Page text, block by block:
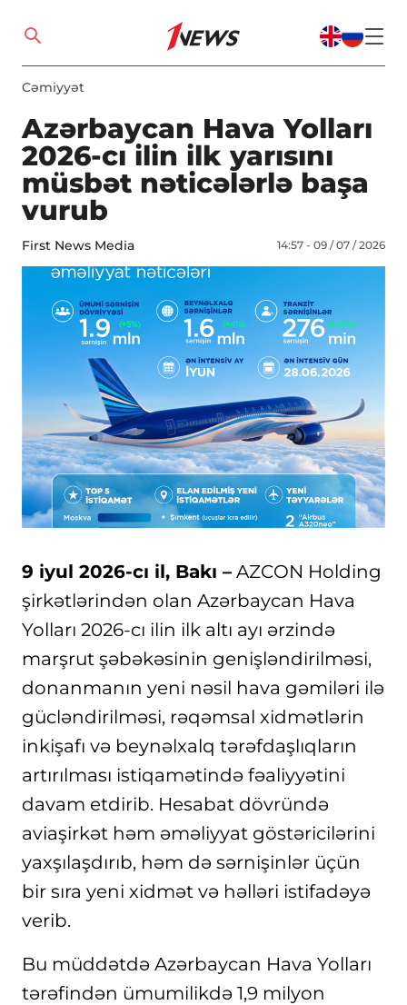
Cəmiyyət
Azərbaycan Hava Yolları
2026-cı ilin ilk yarısını
müsbət nəticələrlə başa
vurub
First News Media 14:57 - 09 / 07 / 2026
9 iyul 2026-cı il, Bakı – AZCON Holding
şirkətlərindən olan Azərbaycan Hava
Yolları 2026-cı ilin ilk altı ayı ərzində
marşrut şəbəkəsinin genişləndirilməsi,
donanmanın yeni nəsil hava gəmiləri ilə
gücləndirilməsi, rəqəmsal xidmətlərin
inkişafı və beynəlxalq tərəfdaşlıqların
artırılması istiqamətində fəaliyyətini
davam etdirib. Hesabat dövründə
aviaşirkət həm əməliyyat göstəricilərini
yaxşılaşdırıb, həm də sərnişinlər üçün
bir sıra yeni xidmət və həlləri istifadəyə
verib.
Bu müddətdə Azərbaycan Hava Yolları
tərəfindən ümumilikdə 1,9 milyon